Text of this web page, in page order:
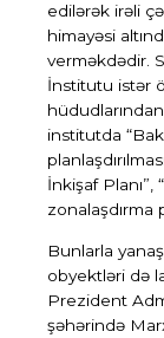
edilərək irəli
himayəsi
verməkdədir.
İnstitutu istər
institutda
İnkişaf
zonalaşdırma
Bunlarla
obyektləri də
Prezident
şəhərində